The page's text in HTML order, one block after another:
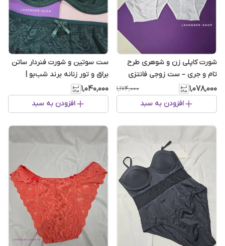
شورت کاپلی زن و شوهری طرح
تام و جری – ست زوجی فانتزی
۱٬۰۷۸٬۰۰۰ ۱٬۱۷۴٬۰۰۰
افزودن به سبد
ست سوتین و شورت فنردار ساتن
براق و تور زنانه برند شب‌بو |
هارنس دار
۱٬۰۴۰٬۰۰۰
افزودن به سبد